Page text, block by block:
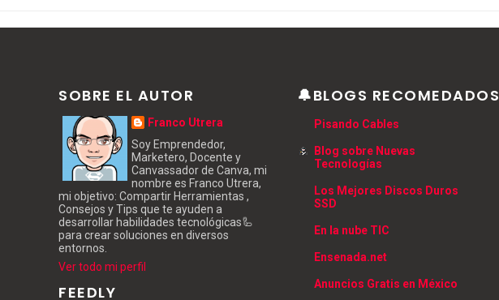
SOBRE EL AUTOR
Franco Utrera
Soy Emprendedor,
Marketero, Docente y
Canvassador de Canva, mi
nombre es Franco Utrera,
mi objetivo: Compartir Herramientas ,
Consejos y Tips que te ayuden a
desarrollar habilidades tecnológicas🦾
para crear soluciones en diversos
entornos.
Ver todo mi perfil
FEEDLY
🔔BLOGS RECOMEDADOS
Pisando Cables
Blog sobre Nuevas
Tecnologías
Los Mejores Discos Duros
SSD
En la nube TIC
Ensenada.net
Anuncios Gratis en México